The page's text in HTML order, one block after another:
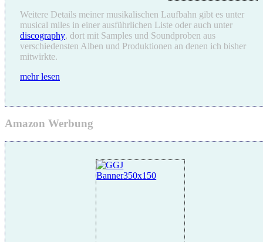
Weitere Details meiner musikalischen Laufbahn gibt es unter
musical miles in einer ausführlichen Liste oder auch unter
discography, dort mit Samples und Soundproben aus
verschiedensten Alben und Produktionen an denen ich bisher
mitwirkte.
mehr lesen
Amazon Werbung